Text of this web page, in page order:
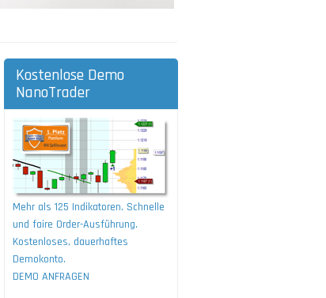
Kostenlose Demo
NanoTrader
Mehr als 125 Indikatoren. Schnelle
und faire Order-Ausführung.
Kostenloses, dauerhaftes
Demokonto.
DEMO ANFRAGEN